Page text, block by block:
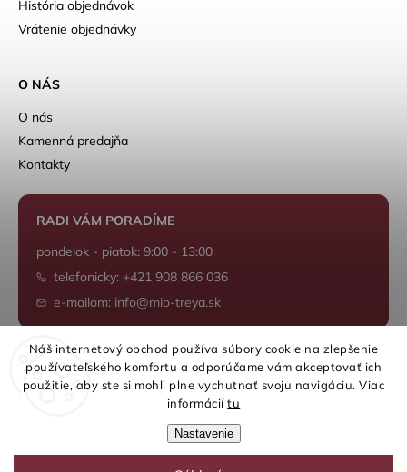
Náš internetový obchod používa súbory cookie na zlepšenie
používateľského komfortu a odporúčame vám akceptovať ich
použitie, aby ste si mohli plne vychutnať svoju navigáciu. Viac
informáciítu
Nastavenie
História objednávok
Vrátenie objednávky
O NÁS
O nás
Kamenná predajňa
Kontakty
RADI VÁM PORADÍME
pondelok - piatok: 9:00 - 13:00
telefonicky: +421 908 866 036
e-mailom: info@mio-treya.sk
Shoptet.sk